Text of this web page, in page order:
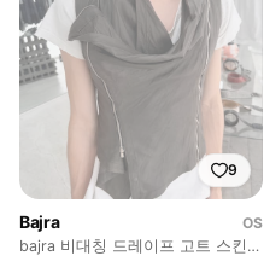
9
Bajra
OS
bajra 비대칭 드레이프 고트 스킨